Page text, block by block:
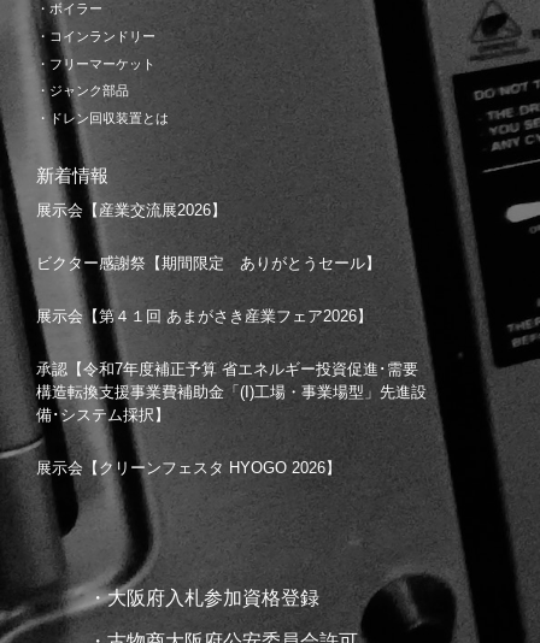
・ボイラー
・コインランドリー
・フリーマーケット
・ジャンク部品
・ドレン回収装置とは
新着情報
展示会【産業交流展2026】
ビクター感謝祭【期間限定 ありがとうセール】
展示会【第４１回 あまがさき産業フェア2026】
承認【令和7年度補正予算 省エネルギー投資促進･需要
構造転換支援事業費補助金「(I)工場・事業場型」先進設
備･システム採択】
展示会【クリーンフェスタ HYOGO 2026】
・大阪府入札参加資格登録